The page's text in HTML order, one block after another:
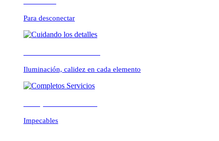
Previous Next
Para desconectar
Iluminación, calidez en cada elemento
Impecables